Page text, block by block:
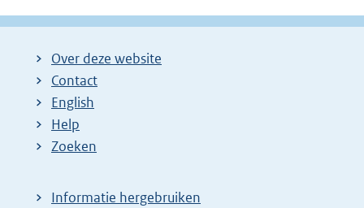
g
g
l
Over deze website
Contact
English
Help
Zoeken
Informatie hergebruiken